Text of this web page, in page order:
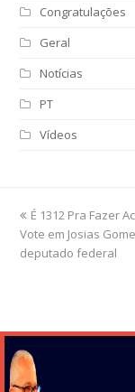
Congratulações
Geral
Notícias
PT
Vídeos
previous
post:
É 1312 Pra Fazer
Vote em Josias
deputado federal